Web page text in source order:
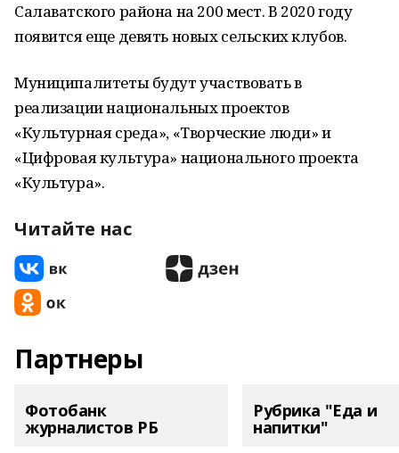
Салаватского района на 200 мест. В 2020 году
появится еще девять новых сельских клубов.
Муниципалитеты будут участвовать в
реализации национальных проектов
«Культурная среда», «Творческие люди» и
«Цифровая культура» национального проекта
«Культура».
Читайте нас
Партнеры
Фотобанк
журналистов РБ
Рубрика "Еда и
напитки"